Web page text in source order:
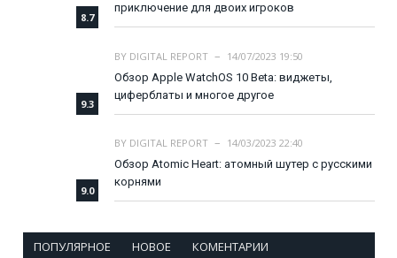
8.7
приключение для двоих игроков
9.3
BY DIGITAL REPORT
14/07/2023 19:50
Обзор Apple WatchOS 10 Beta: виджеты,
циферблаты и многое другое
9.0
BY DIGITAL REPORT
14/03/2023 22:40
Обзор Atomic Heart: атомный шутер с русскими
корнями
ПОПУЛЯРНОЕ НОВОЕ КОМЕНТАРИИ